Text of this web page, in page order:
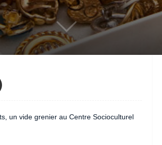
un vide grenier au Centre Socioculturel